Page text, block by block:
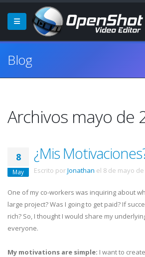
Blog
Archivos mayo de
8
May
¿Mis
Escrito porJonathan el 8 de mayo de
One of my co-workers was inquiring about
large project? Was I going to get paid? If
rich? So, I thought I would share my
everyone.
My motivations are simple: I want to